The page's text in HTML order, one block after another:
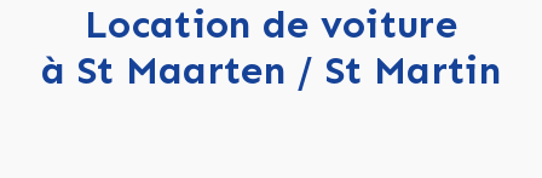
Location de voiture
à St Maarten / St Martin